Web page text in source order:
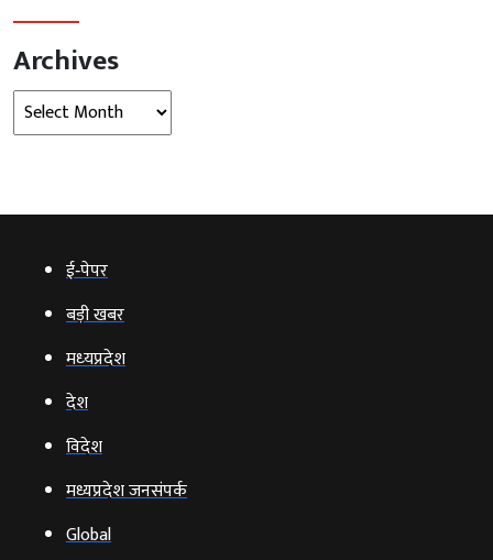
Archives
Archives
ई‑पेपर
बड़ी खबर
मध्‍यप्रदेश
देश
विदेश
मध्यप्रदेश जनसंपर्क
Global